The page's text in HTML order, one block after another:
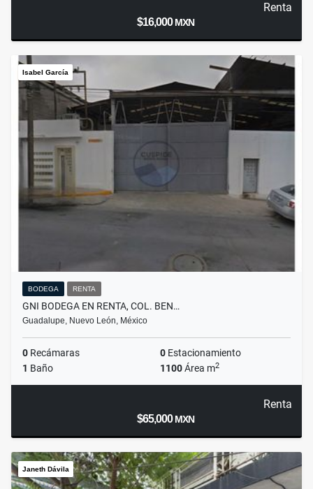
Renta
$16,000MXN
Isabel García
BODEGA RENTA
GNI BODEGA EN RENTA, COL. BEN…
Guadalupe, Nuevo León, México
0 Recámaras 0 Estacionamiento
1 Baño 1100Área m2
Renta
$65,000MXN
Janeth Dávila